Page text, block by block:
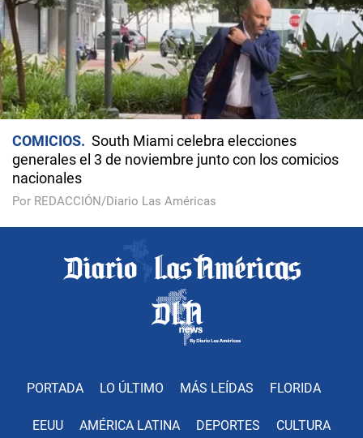
COMICIOS
South Miami celebra elecciones
generales el 3 de noviembre junto con los comicios
nacionales
Por REDACCIÓN/Diario Las Américas
PORTADA LO ÚLTIMO MÁS LEÍDAS FLORIDA
EEUU AMÉRICA LATINA DEPORTES CULTURA